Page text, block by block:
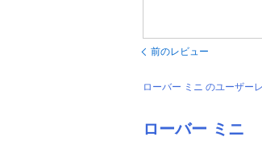
前のレビュー
ローバー ミニ のユーザー
ローバー ミニ